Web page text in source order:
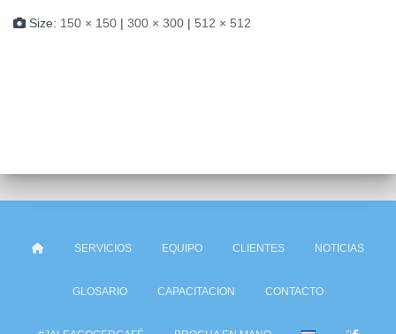
Size: 150 × 150 | 300 × 300 | 512 × 512
SERVICIOS EQUIPO CLIENTES NOTICIAS
GLOSARIO CAPACITACION CONTACTO